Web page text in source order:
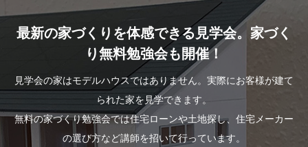
最新の家づくりを体感できる見学会。家づく
り無料勉強会も開催！
見学会の家はモデルハウスではありません。実際にお客様が建て
られた家を見学できます。
無料の家づくり勉強会では住宅ローンや土地探し、住宅メーカー
の選び方など講師を招いて行っています。